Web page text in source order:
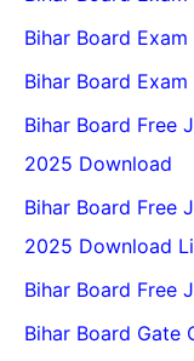
Bihar Board
Bihar Board
Bihar Board Free
2025 Download
Bihar Board Free
2025 Download
Bihar Board Free
Bihar Board Gate